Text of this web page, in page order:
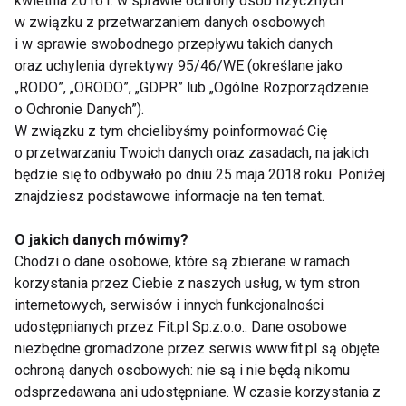
tej pozycji przez minutę na każdą stronę. Wojownik
II wzmacnia nogi, poprawia stabilność i dodaje
energii.
5. Pozycja gołębia (Eka Pada
Rajakapotasana) – 2 minuty
Usiądź na macie i zegnij jedną nogę przed sobą,
drugą wyciągnij prosto do tyłu. Oprzyj dłonie na
stronę. Pozycja ta doskonale otwiera biodra i
redukuje napięcie nagromadzone przez długotrwałe
siedzenie.
6. Pozycja leżącego skrętu (Supta
Matsyendrasana) – 1 minuta
Połóż się na plecach, zegnij kolana i przenieś je na
w związku z przetwarzaniem danych osobowych
i w sprawie swobodnego przepływu takich danych
oraz uchylenia dyrektywy 95/46/WE (określane jako
„RODO”, „ORODO”, „GDPR” lub „Ogólne Rozporządzenie
o Ochronie Danych”).
W związku z tym chcielibyśmy poinformować Cię
o przetwarzaniu Twoich danych oraz zasadach, na jakich
będzie się to odbywało po dniu 25 maja 2018 roku. Poniżej
znajdziesz podstawowe informacje na ten temat.
O jakich danych mówimy?
Chodzi o dane osobowe, które są zbierane w ramach
korzystania przez Ciebie z naszych usług, w tym stron
internetowych, serwisów i innych funkcjonalności
udostępnianych przez Fit.pl Sp.z.o.o.. Dane osobowe
niezbędne gromadzone przez serwis www.fit.pl są objęte
ochroną danych osobowych: nie są i nie będą nikomu
odsprzedawana ani udostępniane. W czasie korzystania z